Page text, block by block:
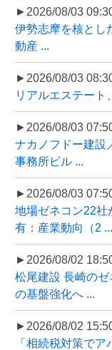
►2026/08/03
伊勢志摩を核とし
動産 ...
►2026/08/03
リアルエステート
►2026/08/03
ナカノフドー建設
事務所ビル ...
►2026/08/03
地場ゼネコン22社
有：産業動向（2 ...
►2026/08/02
松尾建設 長崎の
の基盤強化へ ...
►2026/08/02
「相続税対策で